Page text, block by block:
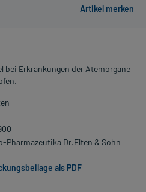
Erkrankungen der Atemorgane
Pharmazeutika Dr.Elten & Sohn
als PDF